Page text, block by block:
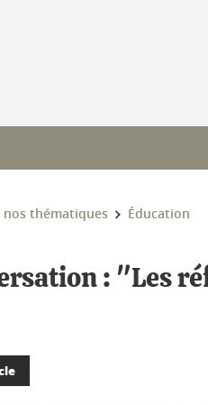
nos thématiques Éducation
: "Les